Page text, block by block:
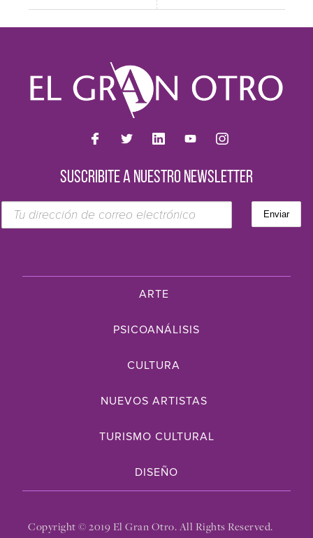
SUSCRIBITE A NUESTRO NEWSLETTER
ARTE
PSICOANÁLISIS
CULTURA
NUEVOS ARTISTAS
TURISMO CULTURAL
DISEÑO
Copyright © 2019 El Gran Otro. All Rights Reserved.